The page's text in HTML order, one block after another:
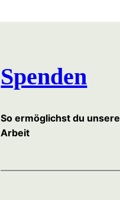
Spenden
So ermöglichst du unsere
Arbeit